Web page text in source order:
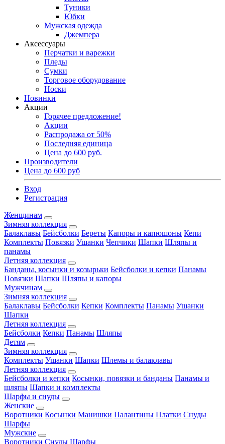
Туники
Юбки
Мужская одежда
Джемпера
Аксессуары
Перчатки и варежки
Пледы
Сумки
Торговое оборудование
Носки
Новинки
Акции
Горячее предложение!
Акции
Распродажа от 50%
Последняя единица
Цена до 600 руб.
Производители
Цена до 600 руб
Вход
Регистрация
Женщинам
Зимняя коллекция
Балаклавы Бейсболки Береты Капоры и капюшоны Кепи
Комплекты Повязки Ушанки Чепчики Шапки Шляпы и
панамы
Летняя коллекция
Банданы, косынки и козырьки Бейсболки и кепки Панамы
Повязки Шапки Шляпы и капоры
Мужчинам
Зимняя коллекция
Балаклавы Бейсболки Кепки Комплекты Панамы Ушанки
Шапки
Летняя коллекция
Бейсболки Кепки Панамы Шляпы
Детям
Зимняя коллекция
Комплекты Ушанки Шапки Шлемы и балаклавы
Летняя коллекция
Бейсболки и кепки Косынки, повязки и банданы Панамы и
шляпы Шапки и комплекты
Шарфы и снуды
Женские
Воротники Косынки Манишки Палантины Платки Снуды
Шарфы
Мужские
Воротники Снуды Шарфы